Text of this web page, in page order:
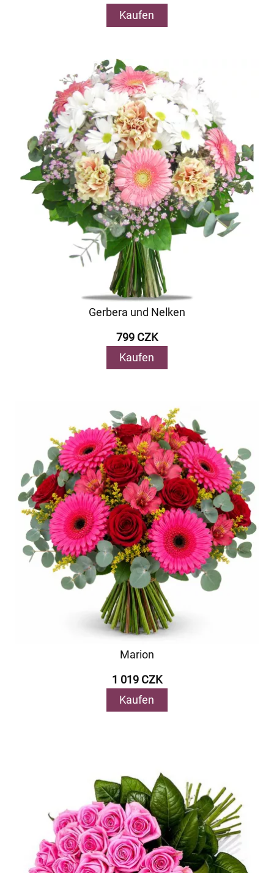
Kaufen
Gerbera und Nelken
799 CZK
Kaufen
Marion
1 019 CZK
Kaufen